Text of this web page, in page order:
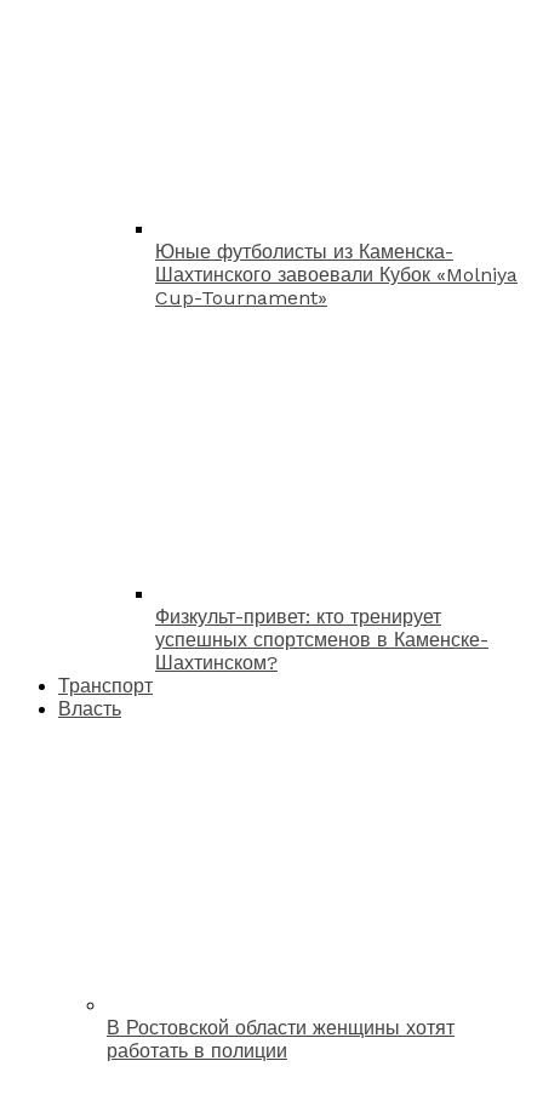
Юные футболисты из Каменска-
Шахтинского завоевали Кубок «Molniya
Cup-Tournament»
Физкульт-привет: кто тренирует
успешных спортсменов в Каменске-
Шахтинском?
Транспорт
Власть
В Ростовской области женщины хотят
работать в полиции